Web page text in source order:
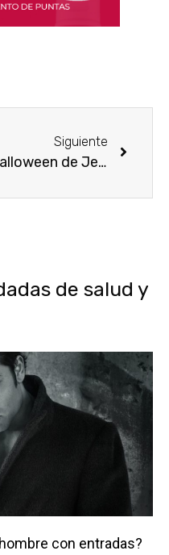
Siguiente
Halloween de Jesús del Pozo ¡la dualidad hecha fragancia!
de salud y
con entradas?